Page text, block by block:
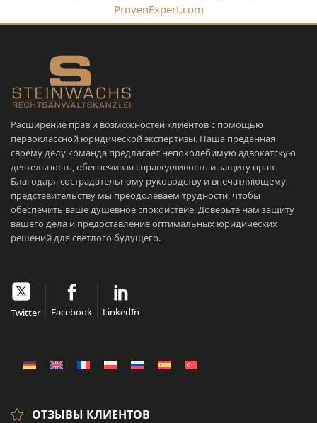
ProvenExpert.com
Расширение прав и возможностей клиентов с помощью
первоклассной юридической экспертизы. Наша преданная
своему делу команда предлагает непоколебимую адвокатскую
деятельность, обеспечивая справедливость и защиту прав.
Благодаря сострадательному руководству и впечатляющему
представительству мы преодолеваем трудности, чтобы
обеспечить ваше душевное спокойствие. Доверьте нам защиту
вашего дела и предоставление оптимальных юридических
решений для светлого будущего.
Twitter Facebook LinkedIn
ОТЗЫВЫ КЛИЕНТОВ